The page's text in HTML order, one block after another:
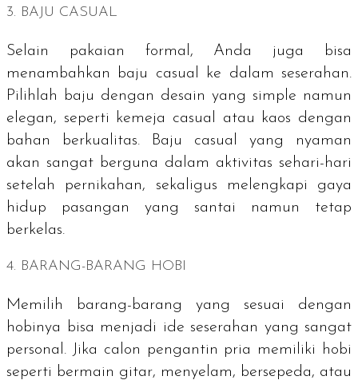
3. BAJU CASUAL
Selain pakaian formal, Anda juga bisa
menambahkan baju casual ke dalam seserahan.
Pilihlah baju dengan desain yang simple namun
elegan, seperti kemeja casual atau kaos dengan
bahan berkualitas. Baju casual yang nyaman
akan sangat berguna dalam aktivitas sehari-hari
setelah pernikahan, sekaligus melengkapi gaya
hidup pasangan yang santai namun tetap
berkelas.
4. BARANG-BARANG HOBI
Memilih barang-barang yang sesuai dengan
hobinya bisa menjadi ide seserahan yang sangat
personal. Jika calon pengantin pria memiliki hobi
seperti bermain gitar, menyelam, bersepeda, atau